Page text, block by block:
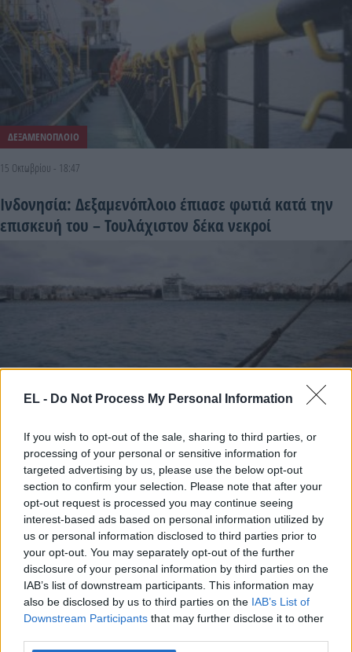
EL - Do Not Process My Personal Information
If you wish to opt-out of the sale, sharing to third parties, or
processing of your personal or sensitive information for
targeted advertising by us, please use the below opt-out
section to confirm your selection. Please note that after your
opt-out request is processed you may continue seeing
interest-based ads based on personal information utilized by
us or personal information disclosed to third parties prior to
your opt-out. You may separately opt-out of the further
disclosure of your personal information by third parties on the
IAB’s list of downstream participants. This information may
also be disclosed by us to third parties on the IAB’s List of
Downstream Participants that may further disclose it to other
ΔΕΞΑΜΕΝΟΠΛΟΙΟ
15 Οκτωβρίου - 18:47
Ινδονησία: Δεξαμενόπλοιο έπιασε φωτιά κατά την
επισκευή του – Τουλάχιστον δέκα νεκροί
13 Μαΐου - 17:28
Τούρκος ναυτικός τραυματίστηκε σοβαρά σε
δεξαμενόπλοιο στο αγκυροβόλιο Ελευσίνας